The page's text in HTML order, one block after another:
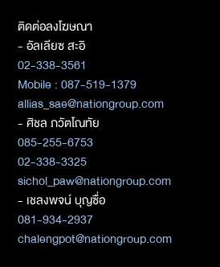
ติดต่อลงโฆษณา
- อัลเลียซ สะอิ
02-338-3561
Mobile : 087-519-1379
allias_sae@nationgroup.com
- ศิชล ภวัตโณทัย
085-255-6753
02-338-3325
sichol_paw@nationgroup.com
- เชลงพจน์ บุญซื่อ
081-934-2937
chalengpot@nationgroup.com